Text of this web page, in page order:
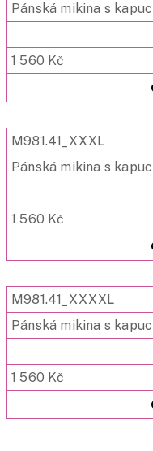
Pánská mikina s
1 560 Kč
M981.41_XXXL
Pánská mikina s
1 560 Kč
M981.41_XXXXL
Pánská mikina s
1 560 Kč